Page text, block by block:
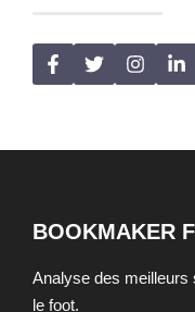
BOOKMAKER
Analyse des meilleurs
le foot.